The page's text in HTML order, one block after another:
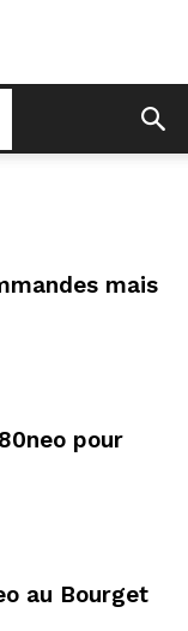
mais
pour
au Bourget